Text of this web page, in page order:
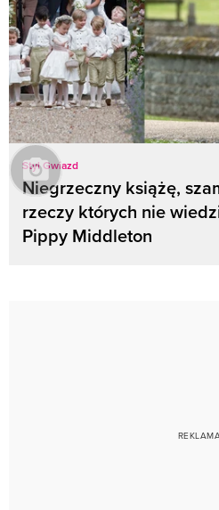
Styl Gwiazd
Niegrzeczny książę,
rzeczy których nie
Pippy Middleton